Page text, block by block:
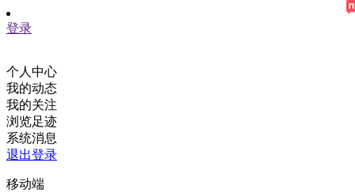
登录
个人中心
我的动态
我的关注
浏览足迹
系统消息
退出登录
移动端